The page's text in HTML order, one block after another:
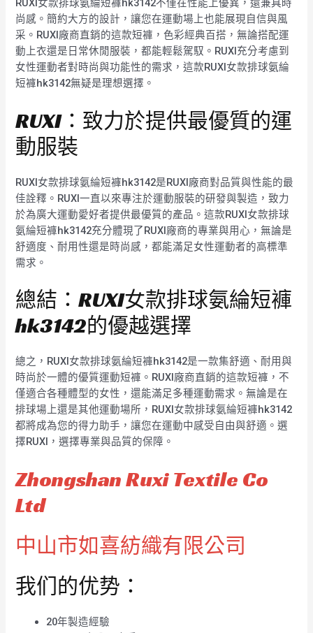
RUXI女款排球氨綸短褲hk3142不僅在性能上優異，還兼具時
尚感。簡約大方的設計，讓您在運動場上也能展現自信與風
采。RUXI廠商直銷的這款短褲，色彩經典百搭，無論搭配運
動上衣還是日常休閒服裝，都能輕鬆駕馭。RUXI充分考慮到
女性運動者對時尚與功能性的需求，這款RUXI女款排球氨綸
短褲hk3142無疑是理想選擇。
RUXI：致力於提供最優質的運
動服裝
RUXI女款排球氨綸短褲hk3142是RUXI廠商對品質與性能的最
佳詮釋。RUXI一直以來專注於運動服裝的研發與製造，致力
於為廣大運動愛好者提供最優質的產品。這款RUXI女款排球
氨綸短褲hk3142充分體現了RUXI廠商的專業與用心，無論是
舒適度、耐用性還是時尚感，都能滿足女性運動者的高標準
需求。
總結：RUXI女款排球氨綸短褲
hk3142的優越選擇
總之，RUXI女款排球氨綸短褲hk3142是一款集舒適、耐用與
時尚於一體的優質運動短褲。RUXI廠商直銷的這款短褲，不
僅適合各種體型的女性，還能滿足多種運動需求。無論是在
排球場上還是其他運動場所，RUXI女款排球氨綸短褲hk3142
都將成為您的得力助手，讓您在運動中感受自由與舒適。選
擇RUXI，選擇專業與品質的保障。
Zhongshan Ruxi Textile Co
Ltd
中山市如喜紡織有限公司
我们的优势：
20年製造經驗